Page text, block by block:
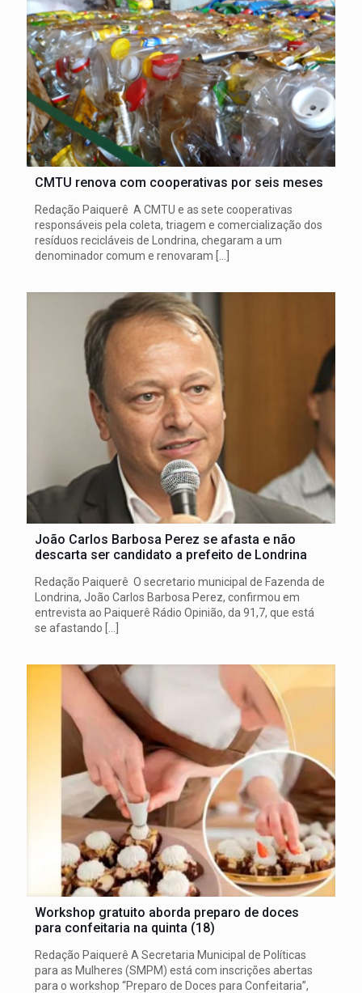
CMTU renova com cooperativas por seis meses
Redação Paiquerê A CMTU e as sete cooperativas
responsáveis pela coleta, triagem e comercialização dos
resíduos recicláveis de Londrina, chegaram a um
denominador comum e renovaram […]
João Carlos Barbosa Perez se afasta e não
descarta ser candidato a prefeito de Londrina
Redação Paiquerê O secretario municipal de Fazenda de
Londrina, João Carlos Barbosa Perez, confirmou em
entrevista ao Paiquerê Rádio Opinião, da 91,7, que está
se afastando
Workshop gratuito aborda preparo de doces
para confeitaria na quinta (18)
Redação Paiquerê A Secretaria Municipal de Políticas
para as Mulheres (SMPM) está com inscrições abertas
para o workshop “Preparo de Doces para Confeitaria”,